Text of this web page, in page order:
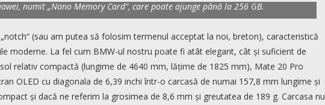
numit „Nano Memory Card“, care poate ajunge până la 256 GB.
(sau am putea să folosim termenul acceptat la noi, breton), caracteristică
moderne. La fel cum BMW-ul nostru poate fi atât elegant, cât și suficient de
relativ compactă (lungime de 4640 mm, lățime de 1825 mm), Mate 20 Pro
OLED cu diagonala de 6,39 inchi într-o carcasă de numai 157,8 mm lungime și
și dacă ne referim la grosimea de 8,6 mm și greutatea de 189 g. Carcasa nu